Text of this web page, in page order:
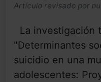
Artículo revisado por
La investigación
"Determinantes
suicidio en una
adolescentes: